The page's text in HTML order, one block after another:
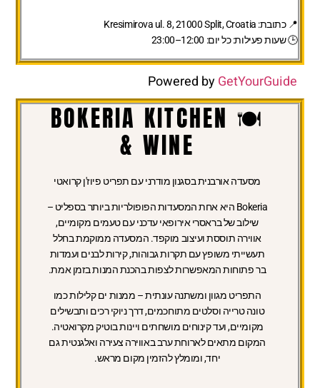
📍 כתובת: Kresimirova ul. 8, 21000 Split, Croatia
🕒 שעות פעילות: כל יום: 12:00–23:00
Powered byGetYourGuide
🍽 BOKERIA KITCHEN
& WINE
מסעדה אורבנית בסגנון מודרני עם תפריט פיוז'ן קרואטי
Bokeria היא אחת המסעדות הפופולריות ביותר בספליט –
שילוב של בראסרי אירופאי עדכני עם טעמים מקומיים,
אווירה תוססת ועיצוב מוקפד. המסעדה ממוקמת בחלל
תעשייתי משופץ עם תקרות גבוהות, קירות לבנים ועמדות
בר פתוחות המאפשרות לצפות בהכנת המנות בזמן אמת.
התפריט מגוון ומשתנה עונתית – ממנות ים קלילות כמו
טונה טרייה וסלטים מתוחכמים, דרך ניוקי רכים ותבשילים
מקומיים, ועד קינוחים מושחתים ויינות בוטיק מקרואטיה.
המקום מתאים לארוחת ערב באווירה צעירה ואלגנטית גם
יחד, ומומלץ להזמין מקום מראש.